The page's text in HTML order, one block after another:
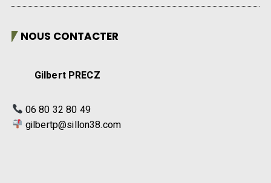
NOUS CONTACTER
Gilbert PRECZ
06 80 32 80 49
gilbertp@sillon38.com